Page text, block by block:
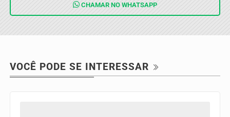
CHAMAR NO WHATSAPP
VOCÊ PODE SE INTERESSAR